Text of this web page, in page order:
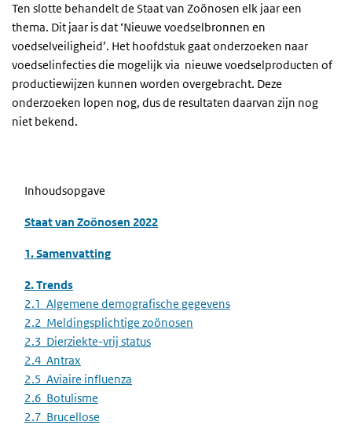
Ten slotte behandelt de Staat van Zoönosen elk jaar een
thema. Dit jaar is dat ‘Nieuwe voedselbronnen en
voedselveiligheid’. Het hoofdstuk gaat onderzoeken naar
voedselinfecties die mogelijk via nieuwe voedselproducten of
productiewijzen kunnen worden overgebracht. Deze
onderzoeken lopen nog, dus de resultaten daarvan zijn nog
niet bekend.
Inhoudsopgave
Staat van Zoönosen 2022
1. Samenvatting
2. Trends
2.1 Algemene demografische gegevens
2.2 Meldingsplichtige zoönosen
2.3 Dierziekte-vrij status
2.4 Antrax
2.5 Aviaire influenza
2.6 Botulisme
2.7 Brucellose